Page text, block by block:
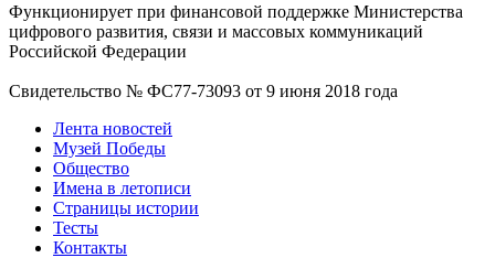
Функционирует при финансовой поддержке Министерства
цифрового развития, связи и массовых коммуникаций
Российской Федерации
Свидетельство № ФС77-73093 от 9 июня 2018 года
Лента новостей
Музей Победы
Общество
Имена в летописи
Страницы истории
Тесты
Контакты